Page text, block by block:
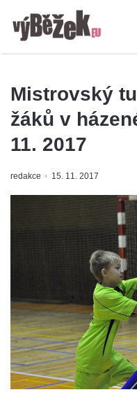
Mistrovský
žáků v
11. 2017
redakce 15. 11. 2017